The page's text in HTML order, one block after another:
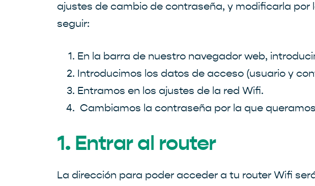
ajustes de cambio de contraseña, y modificarla
seguir:
En la barra de nuestro navegador web,
Introducimos los datos de acceso (usuario y
Entramos en los ajustes de la red Wifi.
Cambiamos la contraseña por la que
1. Entrar al router
La dirección para poder acceder a tu router Wifi